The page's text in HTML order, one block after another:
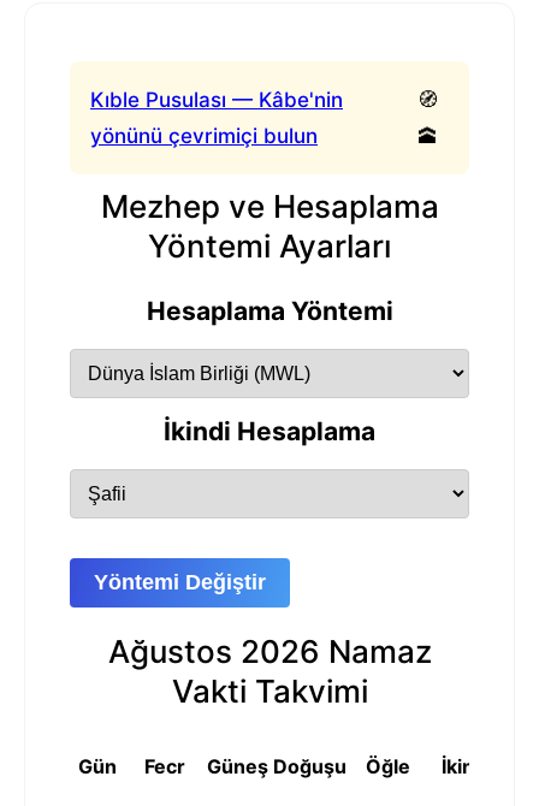
Kıble Pusulası — Kâbe'nin
yönünü çevrimiçi bulun
🧭
🕋
Mezhep ve Hesaplama
Yöntemi Ayarları
Hesaplama Yöntemi
İkindi Hesaplama
Yöntemi Değiştir
Ağustos 2026 Namaz
Vakti Takvimi
Gün Fecr Güneş Doğuşu Öğle İkindi